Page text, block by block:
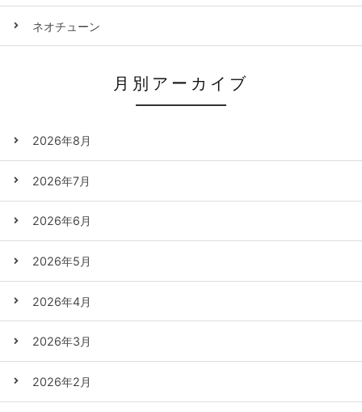
ネオチューン
月別アーカイブ
2026年8月
2026年7月
2026年6月
2026年5月
2026年4月
2026年3月
2026年2月